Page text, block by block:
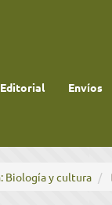
Envíos
Biología y cultura